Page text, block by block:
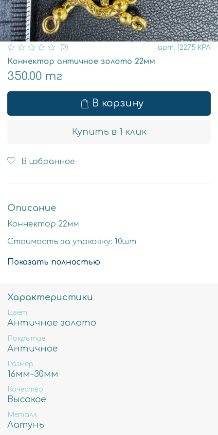
(0) арт. 12275 КРЛ
Коннектор античное золото 22мм
350.00 тг
В корзину
Купить в 1 клик
В избранное
Описание
Коннектор 22мм
Стоимость за упаковку: 10шт
Цвет: античное золото
Состав: Латунь высокого качества
Не содержит свинца, никеля и кадмия.
Показать полностью
Характеристики
Цвет
Античное золото
Покрытие
Античное
Размер
16мм-30мм
Качество
Высокое
Металл
Латунь